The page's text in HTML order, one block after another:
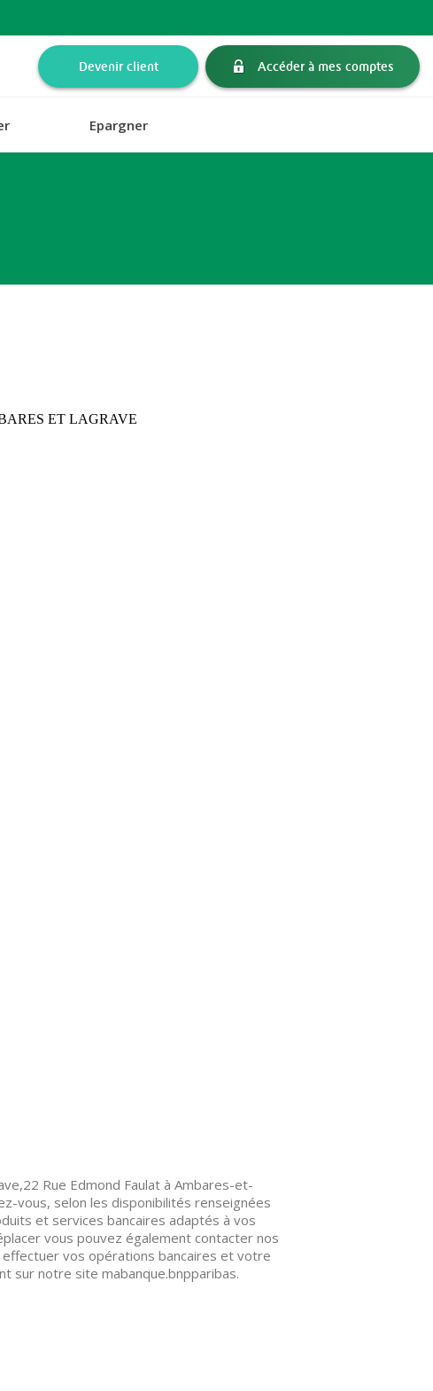
Devenir client Accéder à mes comptes
Epargner
Rue Edmond Faulat à Ambares-et-
vous, selon les disponibilités renseignées
et services bancaires adaptés à vos
vous pouvez également contacter nos
vos opérations bancaires et votre
sur notre site mabanque.bnpparibas.